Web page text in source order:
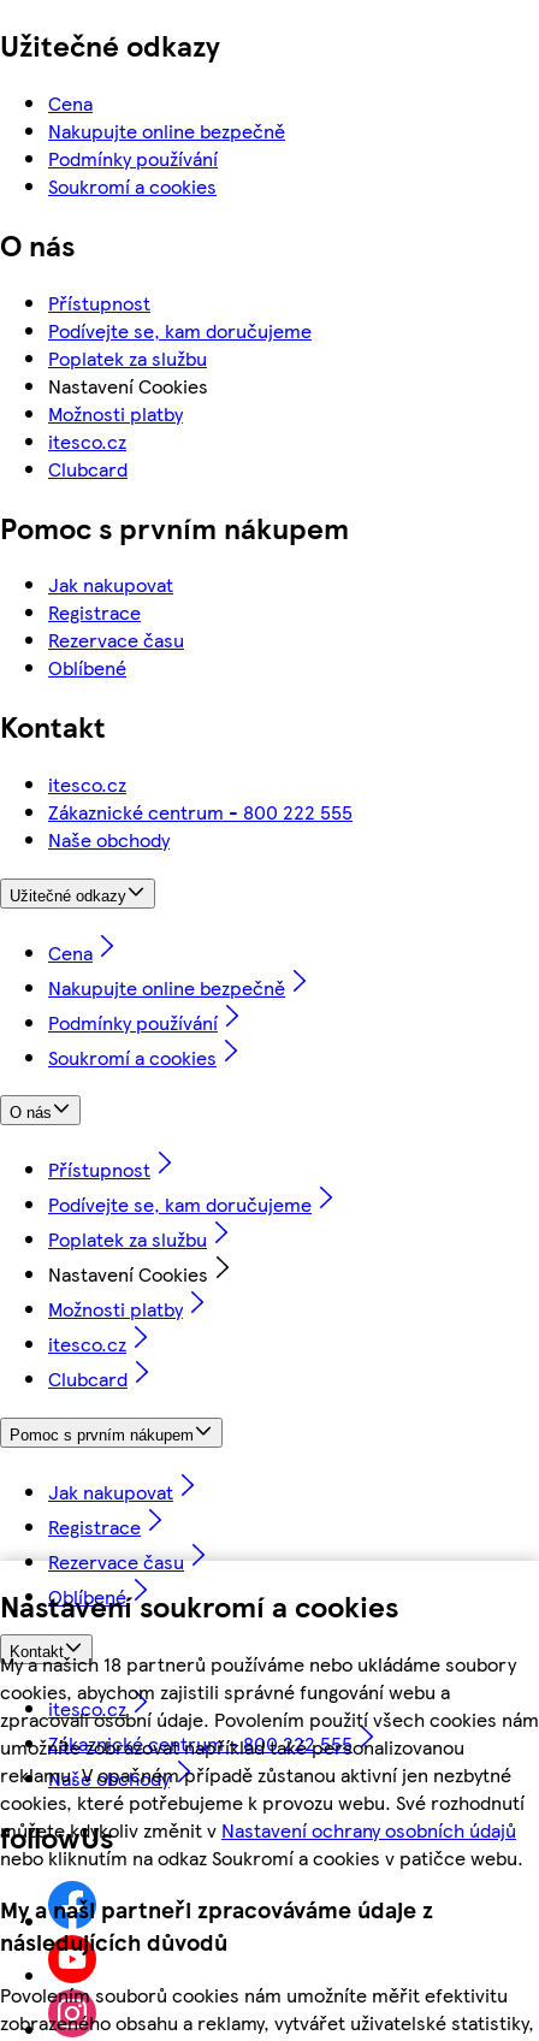
Nastavení soukromí a cookies
My a našich 18 partnerů používáme nebo ukládáme soubory
cookies, abychom zajistili správné fungování webu a
zpracovali osobní údaje. Povolením použití všech cookies nám
umožníte zobrazovat například také personalizovanou
reklamu. V opačném případě zůstanou aktivní jen nezbytné
cookies, které potřebujeme k provozu webu. Své rozhodnutí
můžete kdykoliv změnit v Nastavení ochrany osobních údajů
nebo kliknutím na odkaz Soukromí a cookies v patičce webu.
My a naši partneři zpracováváme údaje z
následujících důvodů
Povolením souborů cookies nám umožníte měřit efektivitu
zobrazeného obsahu a reklamy, vytvářet uživatelské statistiky,
Užitečné odkazy
Cena
Nakupujte online bezpečně
Podmínky používání
Soukromí a cookies
O nás
Přístupnost
Podívejte se, kam doručujeme
Poplatek za službu
Nastavení Cookies
Možnosti platby
itesco.cz
Clubcard
Pomoc s prvním nákupem
Jak nakupovat
Registrace
Rezervace času
Oblíbené
Kontakt
itesco.cz
Zákaznické centrum - 800 222 555
Naše obchody
Užitečné odkazy
Cena
Nakupujte online bezpečně
Podmínky používání
Soukromí a cookies
O nás
Přístupnost
Podívejte se, kam doručujeme
Poplatek za službu
Nastavení Cookies
Možnosti platby
itesco.cz
Clubcard
Pomoc s prvním nákupem
Jak nakupovat
Registrace
Rezervace času
Oblíbené
Kontakt
itesco.cz
Zákaznické centrum - 800 222 555
Naše obchody
followUs